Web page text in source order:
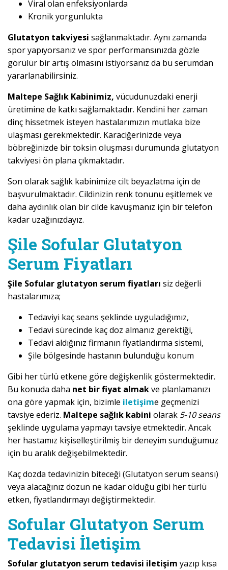
Viral olan enfeksiyonlarda
Kronik yorgunlukta
Glutatyon takviyesi sağlanmaktadır. Aynı zamanda
spor yapıyorsanız ve spor performansınızda gözle
görülür bir artış olmasını istiyorsanız da bu serumdan
yararlanabilirsiniz.
Maltepe Sağlık Kabinimiz, vücudunuzdaki enerji
üretimine de katkı sağlamaktadır. Kendini her zaman
dinç hissetmek isteyen hastalarımızın mutlaka bize
ulaşması gerekmektedir. Karaciğerinizde veya
böbreğinizde bir toksin oluşması durumunda glutatyon
takviyesi ön plana çıkmaktadır.
Son olarak sağlık kabinimize cilt beyazlatma için de
başvurulmaktadır. Cildinizin renk tonunu eşitlemek ve
daha aydınlık olan bir cilde kavuşmanız için bir telefon
kadar uzağınızdayız.
Şile Sofular Glutatyon
Serum Fiyatları
Şile Sofular glutatyon serum fiyatları siz değerli
hastalarımıza;
Tedaviyi kaç seans şeklinde uyguladığımız,
Tedavi sürecinde kaç doz almanız gerektiği,
Tedavi aldığınız firmanın fiyatlandırma sistemi,
Şile bölgesinde hastanın bulunduğu konum
Gibi her türlü etkene göre değişkenlik göstermektedir.
Bu konuda daha net bir fiyat almakve planlamanızı
ona göre yapmak için, bizimle iletişime geçmenizi
tavsiye ederiz. Maltepe sağlık kabini olarak 5-10 seans
şeklinde uygulama yapmayı tavsiye etmektedir. Ancak
her hastamız kişiselleştirilmiş bir deneyim sunduğumuz
için bu aralık değişebilmektedir.
Kaç dozda tedavinizin biteceği (Glutatyon serum seansı)
veya alacağınız dozun ne kadar olduğu gibi her türlü
etken, fiyatlandırmayı değiştirmektedir.
Sofular Glutatyon Serum
Tedavisi İletişim
Sofular glutatyon serum tedavisi iletişim yazıp kısa